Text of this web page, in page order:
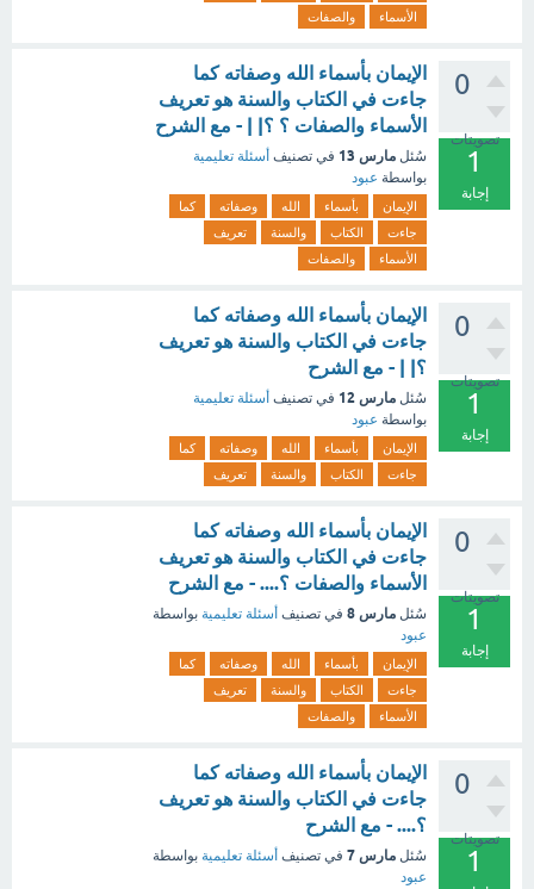
الأسماء
والصفات
0
تصويتات
1
إجابة
الإيمان بأسماء الله وصفاته كما
جاءت في الكتاب والسنة هو تعريف
الأسماء والصفات ؟ ؟| | - مع الشرح
سُئل مارس 13 في تصنيف أسئلة تعليمية
بواسطة عبود
الإيمان بأسماء الله وصفاته
كما
جاءت
الكتاب والسنة
تعريف
الأسماء
والصفات
0
تصويتات
1
إجابة
الإيمان بأسماء الله وصفاته كما
جاءت في الكتاب والسنة هو تعريف
؟| | - مع الشرح
سُئل مارس 12 في تصنيف أسئلة تعليمية
بواسطة عبود
الإيمان بأسماء الله وصفاته
كما
جاءت
الكتاب والسنة تعريف
0
تصويتات
1
إجابة
الإيمان بأسماء الله وصفاته كما
جاءت في الكتاب والسنة هو تعريف
الأسماء والصفات ؟.... - مع الشرح
سُئل مارس 8 في تصنيف أسئلة تعليمية بواسطة
عبود
الإيمان بأسماء الله وصفاته
كما
جاءت
الكتاب والسنة
تعريف
الأسماء
والصفات
0
تصويتات
1
الإيمان بأسماء الله وصفاته كما
جاءت في الكتاب والسنة هو تعريف
؟.... - مع الشرح
سُئل مارس 7 في تصنيف أسئلة تعليمية بواسطة
عبود